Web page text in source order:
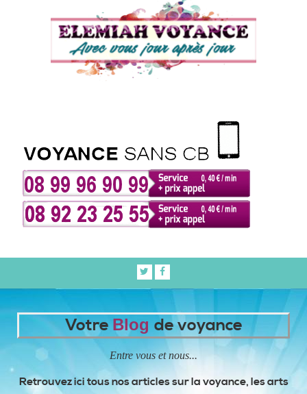
VotreBlog de voyance
Entre vous et nous...
Retrouvez ici tous nos articles sur la voyance, les arts